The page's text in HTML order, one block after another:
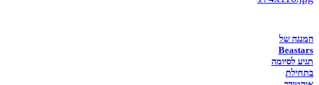
המנגה של
Beastars
תגיע לסיומה
בתחילת